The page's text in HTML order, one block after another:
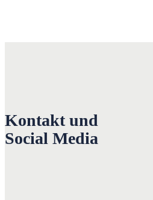
Kontakt und
Social Media